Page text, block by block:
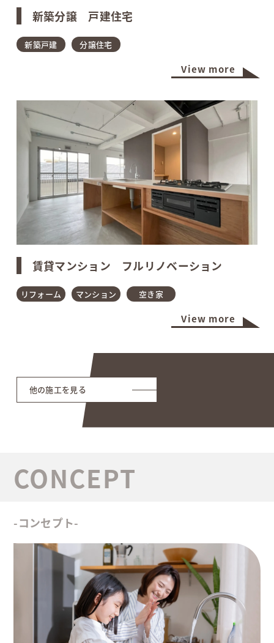
新築分譲 戸建住宅
新築戸建 分譲住宅
View more
賃貸マンション フルリノベーション
リフォーム マンション 空き家
View more
他の施工を見る
-コンセプト-